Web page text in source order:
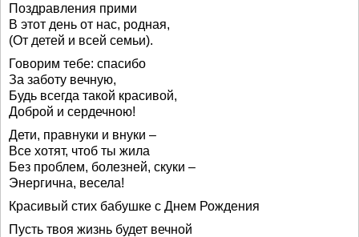
Поздравления прими
В этот день от нас, родная,
(От детей и всей семьи).
Говорим тебе: спасибо
За заботу вечную,
Будь всегда такой красивой,
Доброй и сердечною!
Дети, правнуки и внуки –
Все хотят, чтоб ты жила
Без проблем, болезней, скуки –
Энергична, весела!
Красивый стих бабушке с Днем Рождения
Пусть твоя жизнь будет вечной